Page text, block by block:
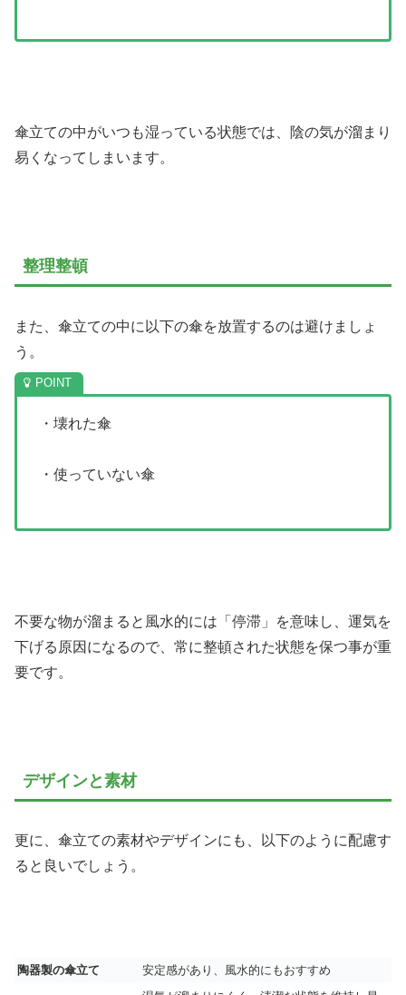
傘立ての中がいつも湿っている状態では、陰の気が溜まり
易くなってしまいます。
整理整頓
また、傘立ての中に以下の傘を放置するのは避けましょ
う。
・壊れた傘
・使っていない傘
不要な物が溜まると風水的には「停滞」を意味し、運気を
下げる原因になるので、常に整頓された状態を保つ事が重
要です。
デザインと素材
更に、傘立ての素材やデザインにも、以下のように配慮す
ると良いでしょう。
陶器製の傘立て
安定感があり、風水的にもおすすめ